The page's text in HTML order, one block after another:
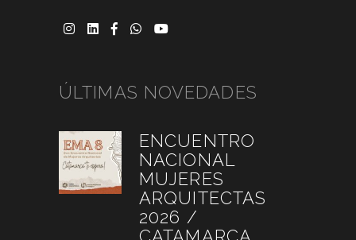
ÚLTIMAS NOVEDADES
ENCUENTRO
NACIONAL
MUJERES
ARQUITECTAS
2026 /